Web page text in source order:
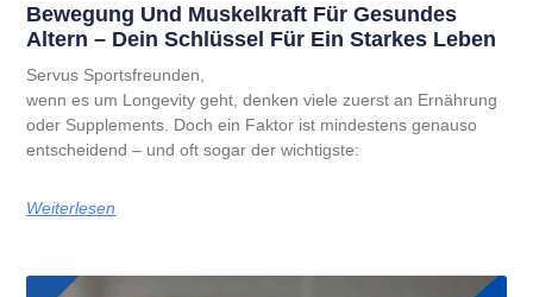
Bewegung Und Muskelkraft Für Gesundes
Altern – Dein Schlüssel Für Ein Starkes Leben
Servus Sportsfreunden,
wenn es um Longevity geht, denken viele zuerst an Ernährung
oder Supplements. Doch ein Faktor ist mindestens genauso
entscheidend – und oft sogar der wichtigste:
Weiterlesen